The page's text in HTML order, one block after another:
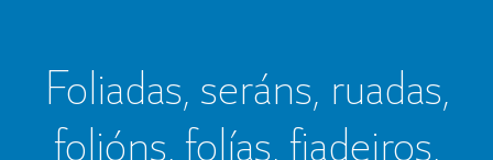
Foliadas, seráns, ruadas,
folións, folías, fiadeiros,